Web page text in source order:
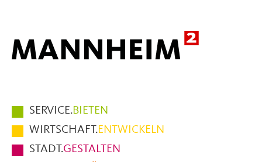
Hauptmenüpunkte
im
Fußbereich
der
SERVICE.BIETEN
WIRTSCHAFT.ENTWICKELN
STADT.GESTALTEN